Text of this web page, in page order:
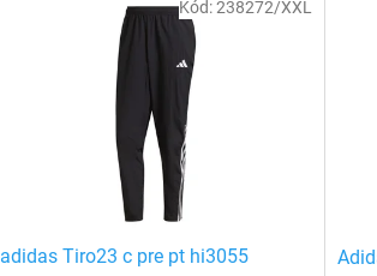
adidas Tiro23 c pre pt hi3055
Kód:238272/XXL